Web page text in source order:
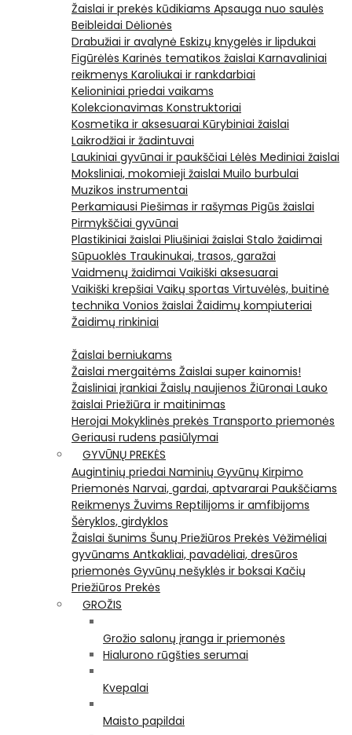
Žaislai ir prekės kūdikiams Apsauga nuo saulės
Beibleidai Dėlionės
Drabužiai ir avalynė Eskizų knygelės ir lipdukai
Figūrėlės Karinės tematikos žaislai Karnavaliniai
reikmenys Karoliukai ir rankdarbiai
Kelioniniai priedai vaikams
Kolekcionavimas Konstruktoriai
Kosmetika ir aksesuarai Kūrybiniai žaislai
Laikrodžiai ir žadintuvai
Laukiniai gyvūnai ir paukščiai Lėlės Mediniai žaislai
Moksliniai, mokomieji žaislai Muilo burbulai
Muzikos instrumentai
Perkamiausi Piešimas ir rašymas Pigūs žaislai
Pirmykščiai gyvūnai
Plastikiniai žaislai Pliušiniai žaislai Stalo žaidimai
Sūpuoklės Traukinukai, trasos, garažai
Vaidmenų žaidimai Vaikiški aksesuarai
Vaikiški krepšiai Vaikų sportas Virtuvėlės, buitinė
technika Vonios žaislai Žaidimų kompiuteriai
Žaidimų rinkiniai
Žaislai berniukams
Žaislai mergaitėms Žaislai super kainomis!
Žaisliniai įrankiai Žaislų naujienos Žiūronai Lauko
žaislai Priežiūra ir maitinimas
Herojai Mokyklinės prekės Transporto priemonės
Geriausi rudens pasiūlymai
GYVŪNŲ PREKĖS
Augintinių priedai Naminių Gyvūnų Kirpimo
Priemonės Narvai, gardai, aptvararai Paukščiams
Reikmenys Žuvims Reptilijoms ir amfibijoms
Šėryklos, girdyklos
Žaislai šunims Šunų Priežiūros Prekės Vėžimėliai
gyvūnams Antkakliai, pavadėliai, dresūros
priemonės Gyvūnų nešyklės ir boksai Kačių
Priežiūros Prekės
GROŽIS
Grožio salonų įranga ir priemonės
Hialurono rūgšties serumai
Kvepalai
Maisto papildai